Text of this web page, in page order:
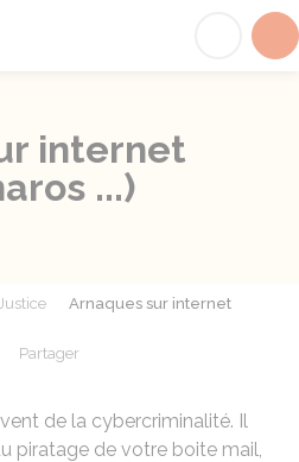
internet
...)
Arnaques sur internet
Partager
de la cybercriminalité. Il
piratage de votre boite mail,